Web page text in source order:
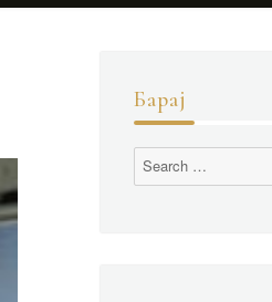
Барај
Search